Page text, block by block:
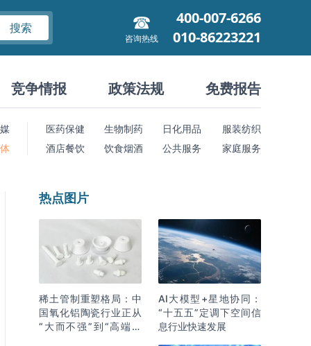
搜索
咨询热线
400-007-6266
010-86223221
竞争情报 政策法规 免费报告
医药保健 生物制药 日化用品
服装纺织
酒店餐饮
饮食烟酒 公共服务 家庭服务
热点图片
稀土管制重塑格局：中
国氧化铝陶瓷行业正从
“大而不强”到“高端突
AI大模型+星地协同：
“十五五”定调下空间信
息行业快速发展